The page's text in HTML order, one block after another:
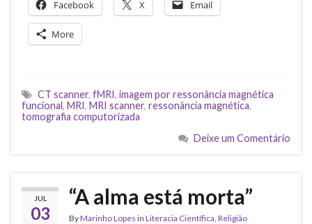
Facebook X Email
More
CT scanner, fMRI, imagem por ressonância magnética
funcional, MRI, MRI scanner, ressonância magnética,
tomografia computorizada
Deixe um Comentário
JUL
03
“A alma está morta”
ByMarinho Lopes in Literacia Científica Religião